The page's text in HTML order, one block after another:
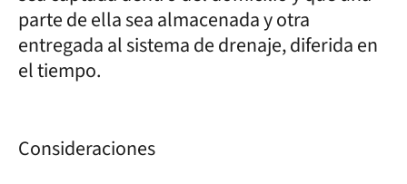
parte de ella sea almacenada y otra
entregada al sistema de drenaje, diferida en
el tiempo.
Consideraciones